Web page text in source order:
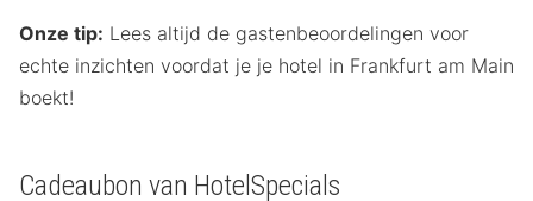
Onze tip: Lees altijd de gastenbeoordelingen voor
echte inzichten voordat je je hotel in Frankfurt am Main
boekt!
Cadeaubon van HotelSpecials